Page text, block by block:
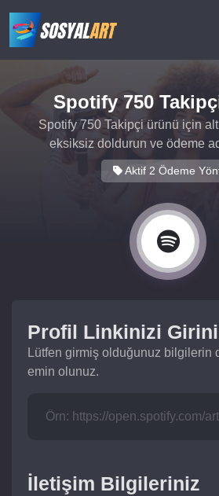
Spotify 750
Spotify 750 Takipçi ürünü için
eksiksiz doldurun ve ödeme
Aktif 2 Ödeme
Profil Linkinizi
Lütfen girmiş olduğunuz bilgilerin
emin olunuz.
İletişim Bilgileriniz